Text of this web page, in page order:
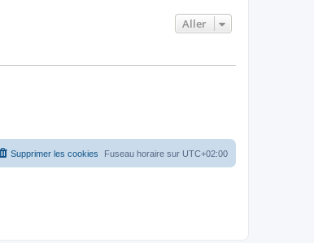
Aller
Fuseau horaire sur UTC+02:00
Supprimer les cookies